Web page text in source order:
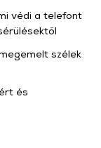
védi a telefont
szélek
és